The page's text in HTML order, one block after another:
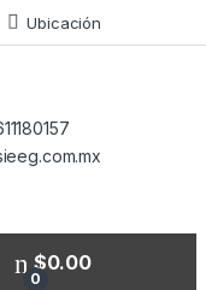
Ubicación
0
$0.00